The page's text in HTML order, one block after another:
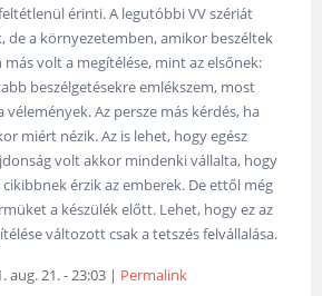
érinti. A legutóbbi VV szériát
de a környezetemben, amikor beszéltek
más volt a megítélése, mint az elsőnek:
beszélgetésekre emlékszem, most
Az persze más kérdés, ha
miért nézik. Az is lehet, hogy egész
volt akkor mindenki vállalta, hogy
érzik az emberek. De ettől még
a készülék előtt. Lehet, hogy ez az
változott csak a tetszés felvállalása.
aug. 21. - 23:03 | Permalink